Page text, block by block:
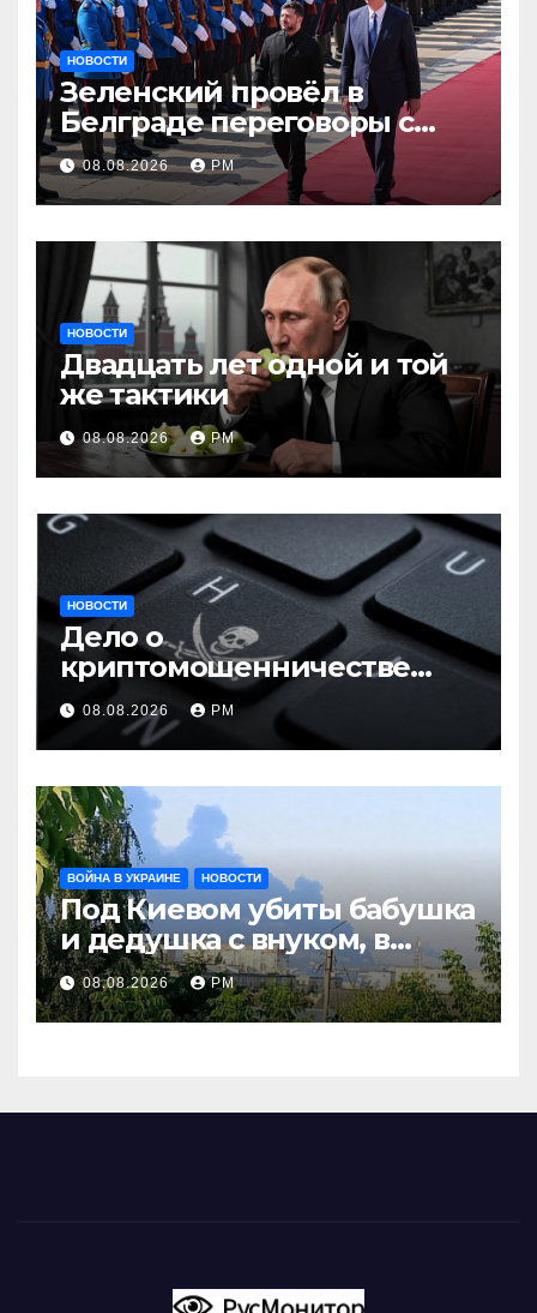
НОВОСТИ
Зеленский провёл в
Белграде переговоры с
Вучичем
08.08.2026 РМ
НОВОСТИ
Двадцать лет одной и той
же тактики
08.08.2026 РМ
НОВОСТИ
Дело о
криптомошенничестве
оборачивают в содействие
терроризму
08.08.2026 РМ
ВОЙНА В УКРАИНЕ НОВОСТИ
Под Киевом убиты бабушка
и дедушка с внуком, в
Поволжье и на Кубани
вновь горят НПЗ
08.08.2026 РМ